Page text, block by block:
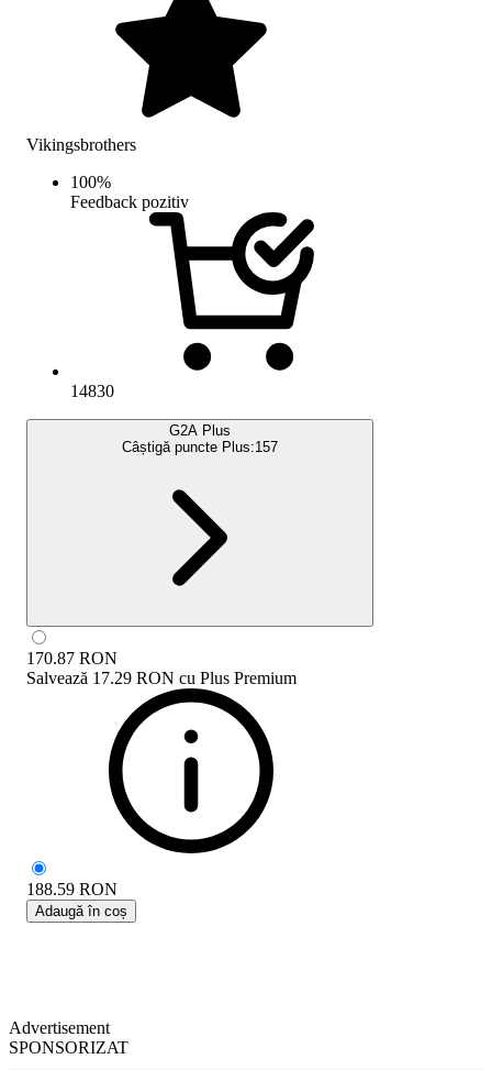
Vikingsbrothers
100%
Feedback pozitiv
14830
G2A Plus
Câștigă puncte Plus:157
170.87 RON
Salvează 17.29 RON cu Plus Premium
188.59 RON
Adaugă în coș
Advertisement
SPONSORIZAT